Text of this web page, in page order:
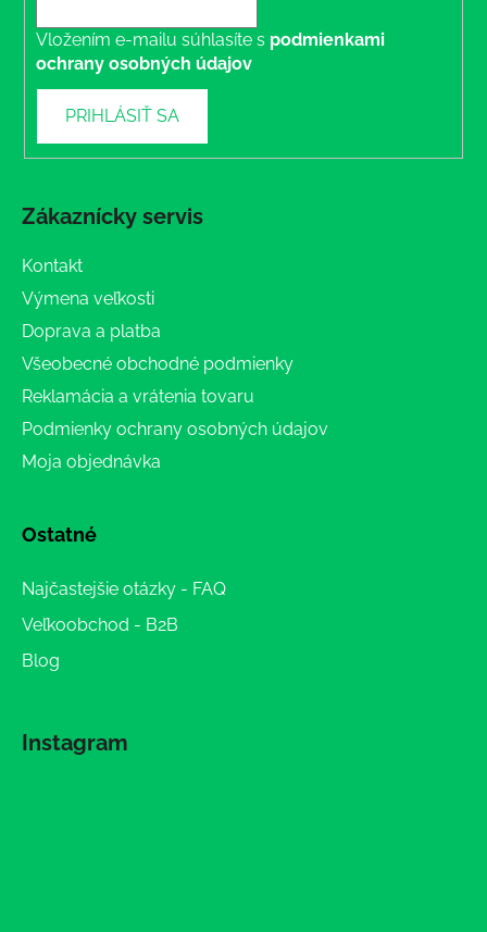
Vložením e-mailu súhlasíte s podmienkami
ochrany osobných údajov
PRIHLÁSIŤ SA
Zákaznícky servis
Kontakt
Výmena veľkosti
Doprava a platba
Všeobecné obchodné podmienky
Reklamácia a vrátenia tovaru
Podmienky ochrany osobných údajov
Moja objednávka
Ostatné
Najčastejšie otázky - FAQ
Veľkoobchod - B2B
Blog
Instagram